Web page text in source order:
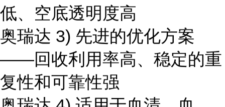
低、空底透明度高
奥瑞达 3) 先进的优化方案
——回收利用率高、稳定的重
复性和可靠性强